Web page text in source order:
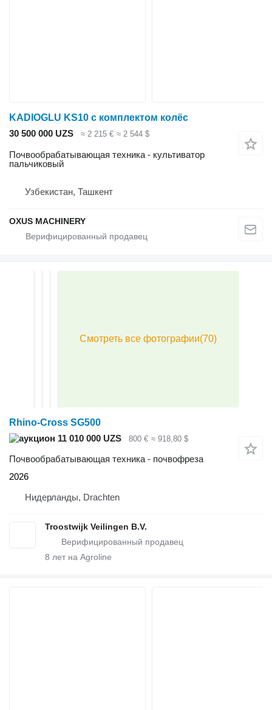
KADIOGLU KS10 с комплектом колёс
30 500 000 UZS
≈ 2 215 € ≈ 2 544 $
Почвообрабатывающая техника - культиватор
пальчиковый
Узбекистан, Ташкент
OXUS MACHINERY
Rhino-Cross SG500
11 010 000 UZS
800 € ≈ 918,80 $
Почвообрабатывающая техника - почвофреза
2026
Нидерланды, Drachten
Troostwijk Veilingen B.V.
8 лет на Agroline